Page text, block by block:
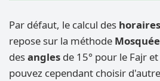
Par défaut, le calcul des
repose sur la méthode
desangles de 15° pour le Fajr
pouvez cependant choisir